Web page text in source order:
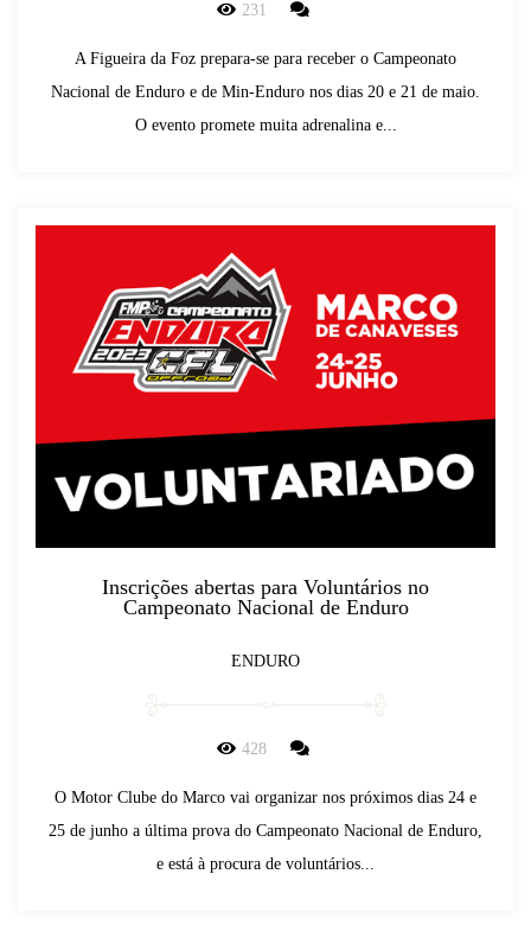
231
A Figueira da Foz prepara-se para receber o Campeonato
Nacional de Enduro e de Min-Enduro nos dias 20 e 21 de maio.
O evento promete muita adrenalina e...
Inscrições abertas para Voluntários no
Campeonato Nacional de Enduro
ENDURO
428
O Motor Clube do Marco vai organizar nos próximos dias 24 e
25 de junho a última prova do Campeonato Nacional de Enduro,
e está à procura de voluntários...